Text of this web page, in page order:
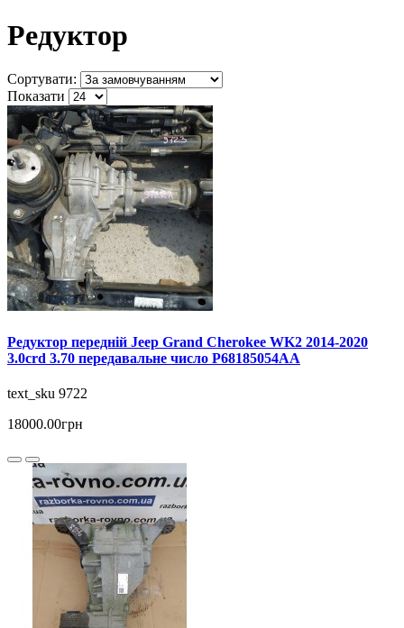
Редуктор
Сортувати:
Показати
Редуктор передній Jeep Grand Cherokee WK2 2014-2020
3.0crd 3.70 передавальне число P68185054AA
text_sku 9722
18000.00грн